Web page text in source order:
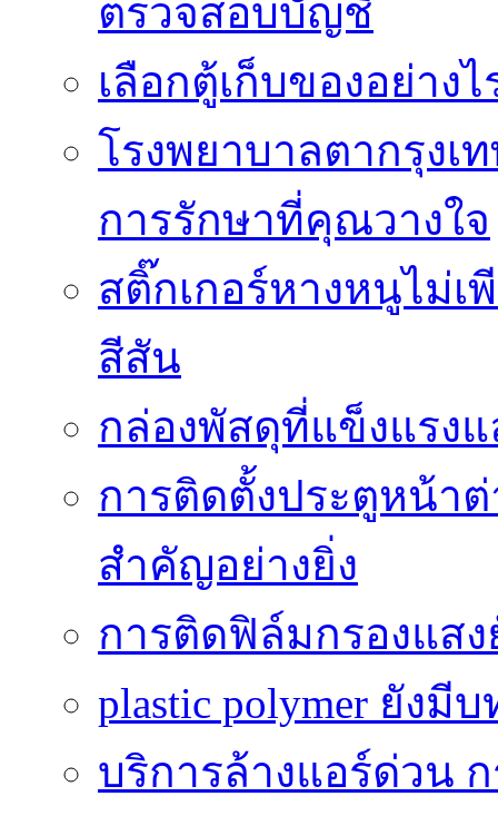
ตรวจสอบบัญชี
เลือกตู้เก็บของอย่าง
โรงพยาบาลตากรุงเ
การรักษาที่คุณวางใจ
สติ๊กเกอร์หางหนูไม่เ
สีสัน
กล่องพัสดุที่แข็งแรง
การติดตั้งประตูหน้า
สำคัญอย่างยิ่ง
การติดฟิล์มกรองแสง
plastic polymer ยัง
บริการล้างแอร์ด่วน